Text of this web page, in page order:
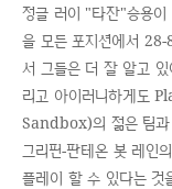
정글 러이 "타잔"승용이
을 모든 포지션에서 28-
서 그들은 더 잘 알고
리고 아이러니하게도
Sandbox)의 젊은 팀과
그리핀-판테온 봇 레인
플레이 할 수 있다는 것